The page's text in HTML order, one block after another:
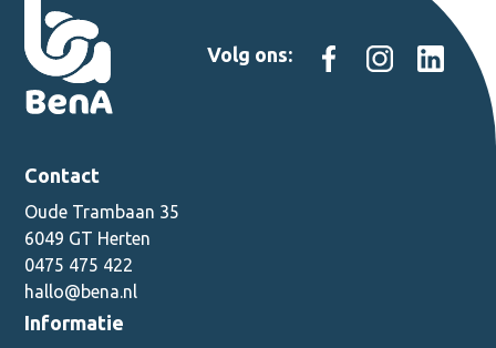
Volg ons:
Contact
Oude Trambaan 35
6049 GT Herten
0475 475 422
hallo@bena.nl
Informatie